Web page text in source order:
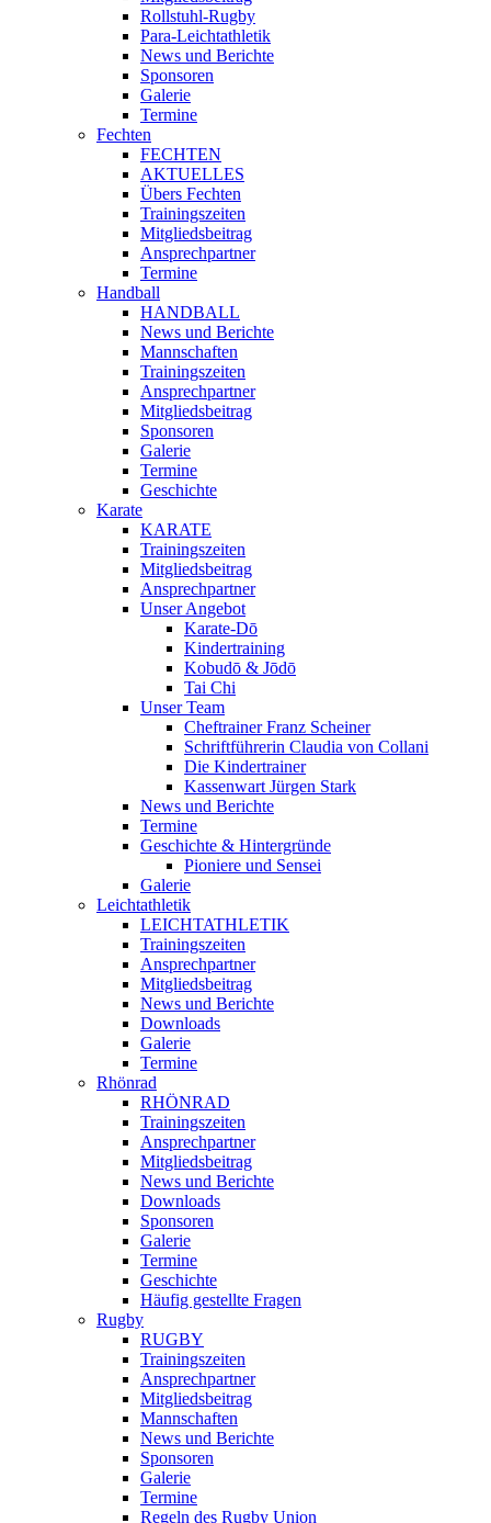
Rollstuhl-Rugby
Para-Leichtathletik
News und Berichte
Sponsoren
Galerie
Termine
Fechten
FECHTEN
AKTUELLES
Übers Fechten
Trainingszeiten
Mitgliedsbeitrag
Ansprechpartner
Termine
Handball
HANDBALL
News und Berichte
Mannschaften
Trainingszeiten
Ansprechpartner
Mitgliedsbeitrag
Sponsoren
Galerie
Termine
Geschichte
Karate
KARATE
Trainingszeiten
Mitgliedsbeitrag
Ansprechpartner
Unser Angebot
Karate-Dō
Kindertraining
Kobudō & Jōdō
Tai Chi
Unser Team
Cheftrainer Franz Scheiner
Schriftführerin Claudia von Collani
Die Kindertrainer
Kassenwart Jürgen Stark
News und Berichte
Termine
Geschichte & Hintergründe
Pioniere und Sensei
Galerie
Leichtathletik
LEICHTATHLETIK
Trainingszeiten
Ansprechpartner
Mitgliedsbeitrag
News und Berichte
Downloads
Galerie
Termine
Rhönrad
RHÖNRAD
Trainingszeiten
Ansprechpartner
Mitgliedsbeitrag
News und Berichte
Downloads
Sponsoren
Galerie
Termine
Geschichte
Häufig gestellte Fragen
Rugby
RUGBY
Trainingszeiten
Ansprechpartner
Mitgliedsbeitrag
Mannschaften
News und Berichte
Sponsoren
Galerie
Termine
Regeln des Rugby Union